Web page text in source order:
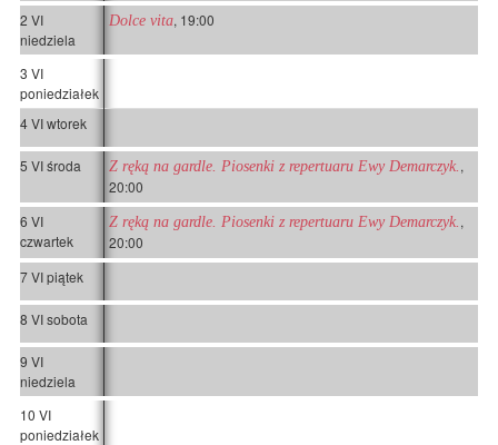
2 VI
niedziela
Dolce vita, 19:00
3 VI
poniedziałek
4 VI wtorek
5 VI środa Z ręką na gardle. Piosenki z repertuaru Ewy Demarczyk. ,
20:00
6 VI
czwartek
Z ręką na gardle. Piosenki z repertuaru Ewy Demarczyk. ,
20:00
7 VI piątek
8 VI sobota
9 VI
niedziela
10 VI
poniedziałek